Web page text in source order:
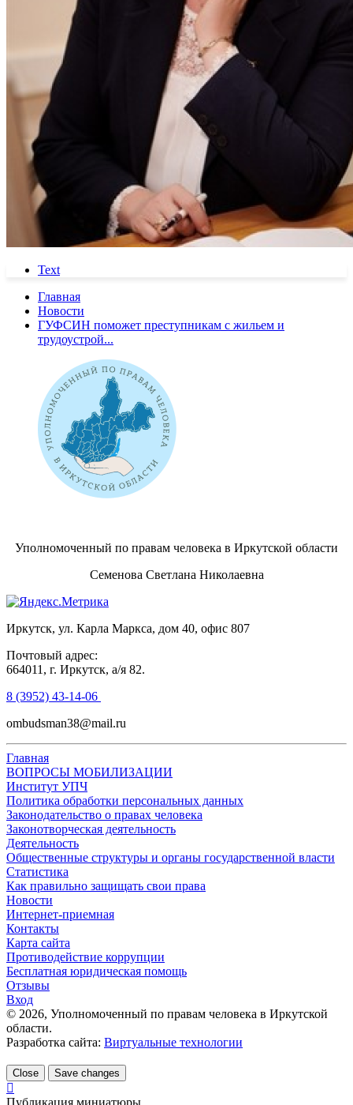
Text
Главная
Новости
ГУФСИН поможет преступникам с жильем и
трудоустрой...
Уполномоченный по правам человека в Иркутской области
Семенова Светлана Николаевна
Иркутск, ул. Карла Маркса, дом 40, офис 807
Почтовый адрес:
664011, г. Иркутск, а/я 82.
8 (3952) 43-14-06
ombudsman38@mail.ru
Главная
ВОПРОСЫ МОБИЛИЗАЦИИ
Институт УПЧ
Политика обработки персональных данных
Законодательство о правах человека
Законотворческая деятельность
Деятельность
Общественные структуры и органы государственной власти
Статистика
Как правильно защищать свои права
Новости
Интернет-приемная
Контакты
Карта сайта
Противодействие коррупции
Бесплатная юридическая помощь
Отзывы
Вход
© 2026, Уполномоченный по правам человека в Иркутской
области.
Разработка сайта: Виртуальные технологии
Close Save changes
Публикация миниатюры